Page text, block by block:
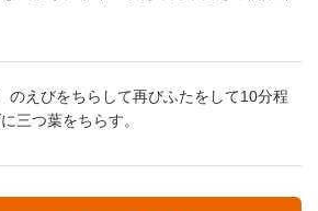
のえびをちらして再びふたをして10分程
三つ葉をちらす。